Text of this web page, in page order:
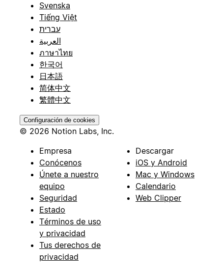
Svenska
Tiếng Việt
עברית
العربية
ภาษาไทย
한국어
日本語
简体中文
繁體中文
Configuración de cookies
© 2026 Notion Labs, Inc.
Empresa
Conócenos
Únete a nuestro
equipo
Seguridad
Estado
Términos de uso
y privacidad
Tus derechos de
privacidad
Descargar
iOS y Android
Mac y Windows
Calendario
Web Clipper